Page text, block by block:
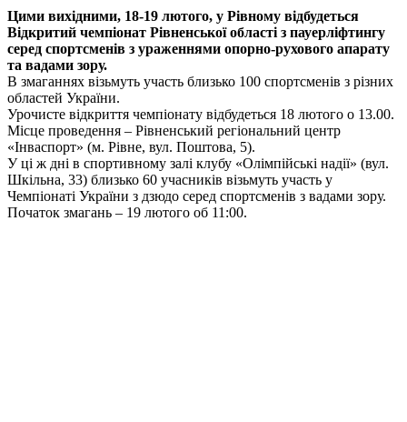
Цими вихідними, 18-19 лютого, у Рівному відбудеться
Відкритий чемпіонат Рівненської області з пауерліфтингу
серед спортсменів з ураженнями опорно-рухового апарату
та вадами зору.
В змаганнях візьмуть участь близько 100 спортсменів з різних
областей України.
Урочисте відкриття чемпіонату відбудеться 18 лютого о 13.00.
Місце проведення – Рівненський регіональний центр
«Інваспорт» (м. Рівне, вул. Поштова, 5).
У ці ж дні в спортивному залі клубу «Олімпійські надії» (вул.
Шкільна, 33) близько 60 учасників візьмуть участь у
Чемпіонаті України з дзюдо серед спортсменів з вадами зору.
Початок змагань – 19 лютого об 11:00.